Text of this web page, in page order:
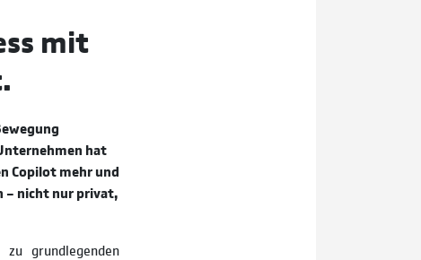
mit
hat
Copilot mehr und
– nicht nur privat,
grundlegenden